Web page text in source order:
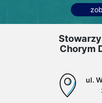
Chorym
ul.